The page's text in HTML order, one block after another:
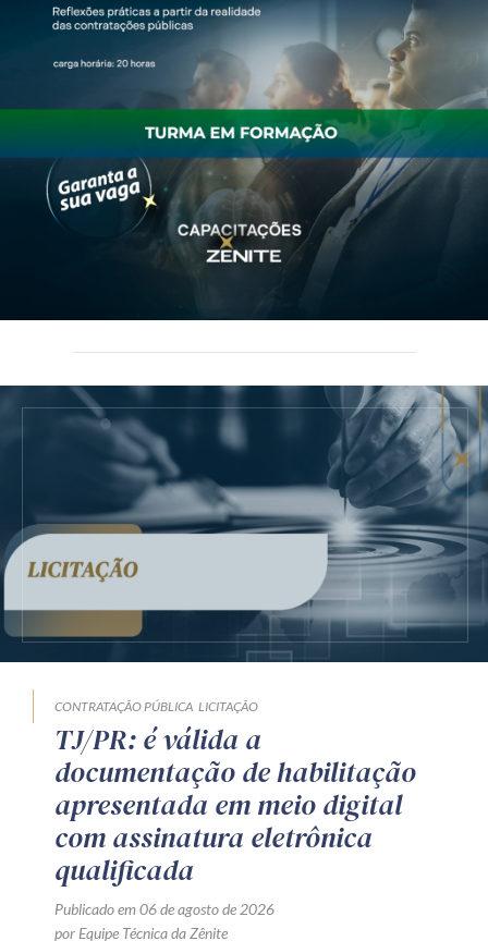
CONTRATAÇÃO PÚBLICA LICITAÇÃO
TJ/PR: é válida a
documentação de habilitação
apresentada em meio digital
com assinatura eletrônica
qualificada
Publicado em 06 de agosto de 2026
por Equipe Técnica da Zênite